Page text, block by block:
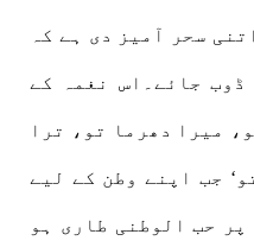
سحر آمیز دی ہے کہ
جائے۔اس نغمہ کے
میرا دھرما تو، ترا
جب اپنے وطن کے لیے
پر حب الوطنی طاری ہو